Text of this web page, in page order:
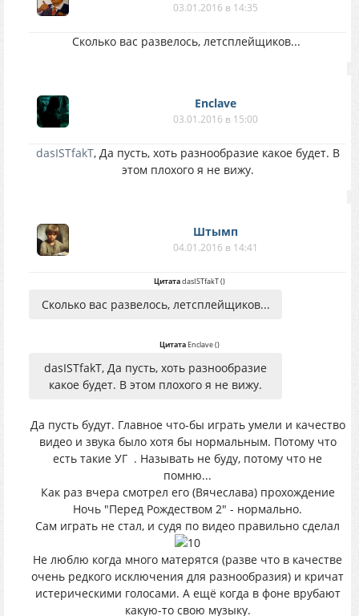
03.01.2016 в 14:35
Сколько вас развелось, летсплейщиков...
Enclave
03.01.2016 в 15:00
dasISTfakT, Да пусть, хоть разнообразие какое будет. В
этом плохого я не вижу.
Штымп
04.01.2016 в 14:41
ЦитатаdasISTfakT()
Сколько вас развелось, летсплейщиков...
ЦитатаEnclave()
dasISTfakT, Да пусть, хоть разнообразие
какое будет. В этом плохого я не вижу.
Да пусть будут. Главное что-бы играть умели и качество
видео и звука было хотя бы нормальным. Потому что
есть такие УГ . Называть не буду, потому что не
помню...
Как раз вчера смотрел его (Вячеслава) прохождение
Ночь "Перед Рождеством 2" - нормально.
Сам играть не стал, и судя по видео правильно сделал
Не люблю когда много матерятся (разве что в качестве
очень редкого исключения для разнообразия) и кричат
истерическими голосами. А ещё когда в фоне врубают
какую-то свою музыку.